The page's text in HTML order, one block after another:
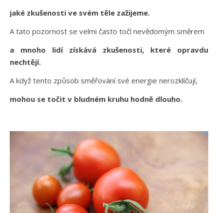
jaké zkušenosti ve svém těle zažijeme.
A tato pozornost se velmi často točí nevědomým směrem
a mnoho lidí získává zkušenosti, které opravdu
nechtějí.
A když tento způsob směřování své energie nerozklíčují,
mohou se točit v bludném kruhu hodně dlouho.